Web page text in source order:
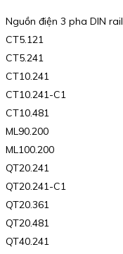
Nguồn điện 3 pha DIN rail
CT5.121
CT5.241
CT10.241
CT10.241-C1
CT10.481
ML90.200
ML100.200
QT20.241
QT20.241-C1
QT20.361
QT20.481
QT40.241